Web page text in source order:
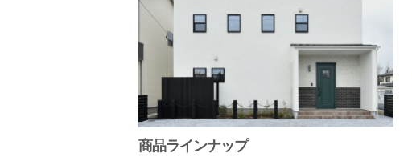
商品ラインナップ